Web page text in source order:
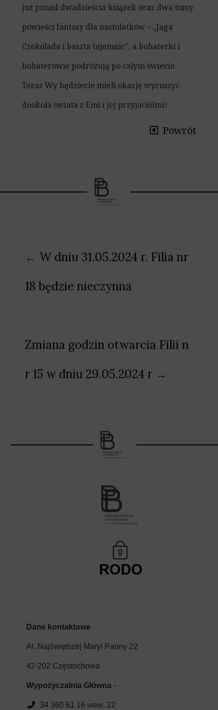
już ponad dwadzieścia książek oraz dwa tomy
powieści fantasy dla nastolatków – „Jaga
Czekolada i baszta tajemnic”, a bohaterki i
bohaterowie podróżują po całym świecie.
Teraz Wy będziecie mieli okazję wyruszyć
dookoła świata z Emi i jej przyjaciółmi!
Powrót
← W dniu 31.05.2024 r. Filia nr
18 będzie nieczynna
Zmiana godzin otwarcia Filii n
r 15 w dniu 29.05.2024 r →
Dane kontaktowe
Al. Najświętszej Maryi Panny 22
42-202 Częstochowa
Wypożyczalnia Główna-
34 360 61 16 wew. 22